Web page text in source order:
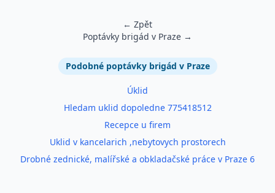
← Zpět
Poptávky brigád v Praze →
Podobné inzerátyPodobné poptávky brigád v Praze
Úklid
Hledam uklid dopoledne 775418512
Recepce u firem
Uklid v kancelarich ,nebytovych prostorech
Drobné zednické, malířské a obkladačské práce v Praze 6